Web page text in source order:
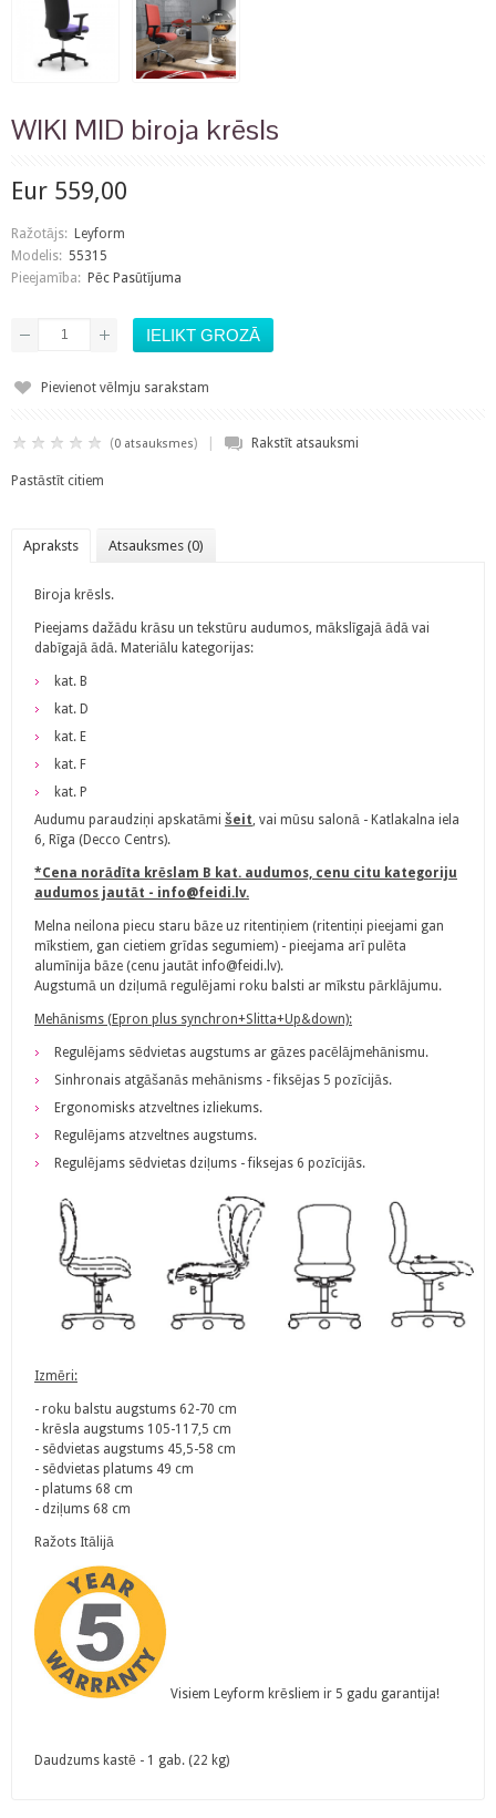
WIKI MID biroja krēsls
Eur 559,00
Ražotājs:
Leyform
Modelis: 55315
Pieejamība: Pēc Pasūtījuma
Pievienot vēlmju sarakstam
(0 atsauksmes) Rakstīt atsauksmi
Pastāstīt citiem
Apraksts Atsauksmes (0)
Biroja krēsls.
Pieejams dažādu krāsu un tekstūru audumos, mākslīgajā ādā vai
dabīgajā ādā. Materiālu kategorijas:
kat. B
kat. D
kat. E
kat. F
kat. P
Audumu paraudziņi apskatāmi šeit, vai mūsu salonā - Katlakalna iela
6, Rīga (Decco Centrs).
*Cena norādīta krēslam B kat. audumos, cenu citu kategoriju
audumos jautāt - info@feidi.lv.
Melna neilona piecu staru bāze uz ritentiņiem (ritentiņi pieejami gan
mīkstiem, gan cietiem grīdas segumiem) - pieejama arī pulēta
alumīnija bāze (cenu jautāt info@feidi.lv).
Augstumā un dziļumā regulējami roku balsti ar mīkstu pārklājumu.
Mehānisms (Epron plus synchron+Slitta+Up&down):
Regulējams sēdvietas augstums ar gāzes pacēlājmehānismu.
Sinhronais atgāšanās mehānisms - fiksējas 5 pozīcijās.
Ergonomisks atzveltnes izliekums.
Regulējams atzveltnes augstums.
Regulējams sēdvietas dziļums - fiksejas 6 pozīcijās.
Izmēri:
- roku balstu augstums 62-70 cm
- krēsla augstums 105-117,5 cm
- sēdvietas augstums 45,5-58 cm
- sēdvietas platums 49 cm
- platums 68 cm
- dziļums 68 cm
Ražots Itālijā
Visiem Leyform krēsliem ir 5 gadu garantija!
Daudzums kastē - 1 gab. (22 kg)